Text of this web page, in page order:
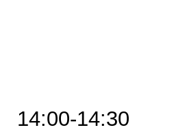
14:00-14:30